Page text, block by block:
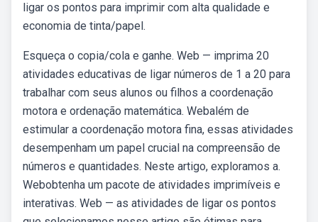
ligar os pontos para imprimir com alta qualidade e
economia de tinta/papel.
Esqueça o copia/cola e ganhe. Web — imprima 20
atividades educativas de ligar números de 1 a 20 para
trabalhar com seus alunos ou filhos a coordenação
motora e ordenação matemática. Webalém de
estimular a coordenação motora fina, essas atividades
desempenham um papel crucial na compreensão de
números e quantidades. Neste artigo, exploramos a.
Webobtenha um pacote de atividades imprimíveis e
interativas. Web — as atividades de ligar os pontos